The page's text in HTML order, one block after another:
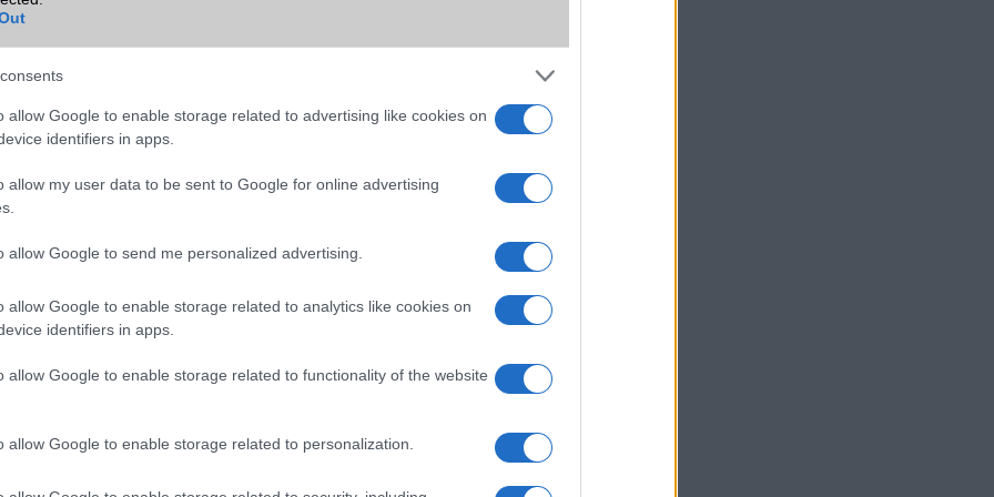
allow Google to enable storage related to advertising like cookies on
identifiers in apps.
allow my user data to be sent to Google for online advertising
allow Google to send me personalized advertising.
allow Google to enable storage related to analytics like cookies on
identifiers in apps.
allow Google to enable storage related to functionality of the website
allow Google to enable storage related to personalization.
közzétett másik renderkészletben a telefon hátlapját, hangsúlyosabb
a jelenlegi modell.
tűnik, hogy a Fold6 számos fontos frissítést tartalmaz, de ez
Egy friss pletyka azt is állítja, hogy a telefont július 24-én, nem
be, ahogyan azt korábban várták.
linkek: